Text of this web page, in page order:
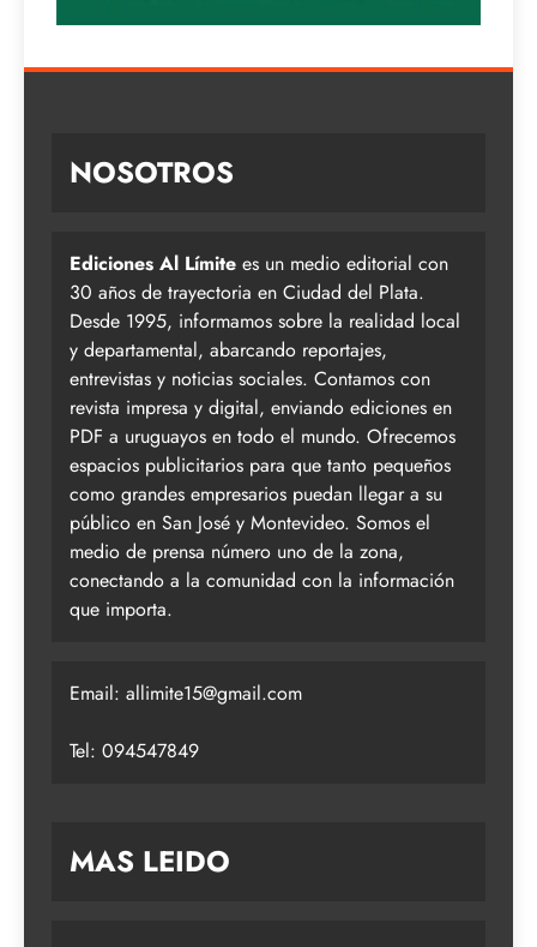
NOSOTROS
Ediciones Al Límite es un medio editorial con
30 años de trayectoria en Ciudad del Plata.
Desde 1995, informamos sobre la realidad local
y departamental, abarcando reportajes,
entrevistas y noticias sociales. Contamos con
revista impresa y digital, enviando ediciones en
PDF a uruguayos en todo el mundo. Ofrecemos
espacios publicitarios para que tanto pequeños
como grandes empresarios puedan llegar a su
público en San José y Montevideo. Somos el
medio de prensa número uno de la zona,
conectando a la comunidad con la información
que importa.
Email: allimite15@gmail.com
Tel: 094547849
MAS LEIDO